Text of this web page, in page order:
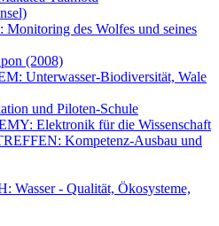
des Wolfes und seines
(2008)
Unterwasser-Biodiversität, Wale
und Piloten-Schule
Elektronik für die Wissenschaft
Kompetenz-Ausbau und
Wasser - Qualität, Ökosysteme,